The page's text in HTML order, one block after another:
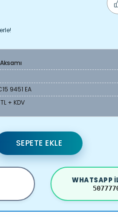
9451 EA
+ KDV
SEPETE EKLE
WHATSAPP